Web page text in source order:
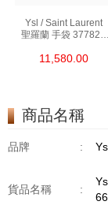
Ysl / Saint Laurent
聖羅蘭 手袋 377828
斜挎包
11,580.00
商品名稱
品牌 :
貨品名稱 :